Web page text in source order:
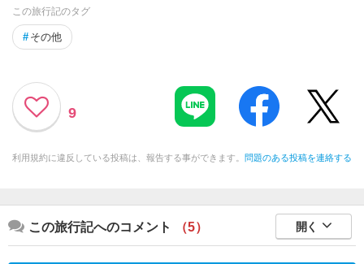
この旅行記のタグ
# その他
9
利用規約に違反している投稿は、報告する事ができます。 問題のある投稿を連絡する
この旅行記へのコメント （5） 開く